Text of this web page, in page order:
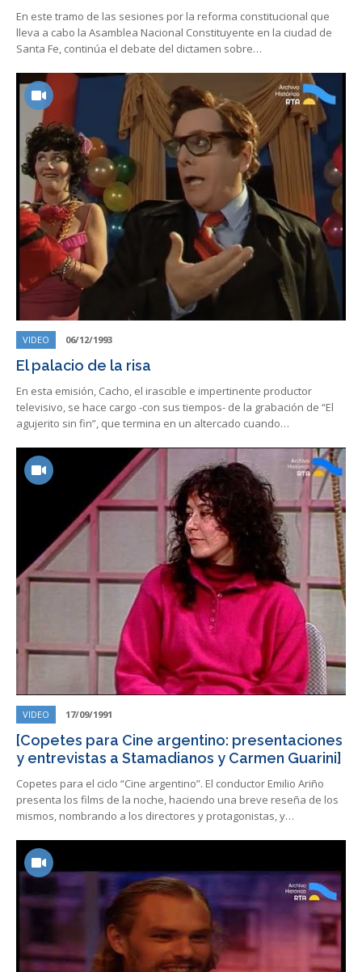
En este tramo de las sesiones por la reforma constitucional que
lleva a cabo la Asamblea Nacional Constituyente en la ciudad de
Santa Fe, continúa el debate del dictamen sobre…
VIDEO 06/12/1993
El palacio de la risa
En esta emisión, Cacho, el irascible e impertinente productor
televisivo, se hace cargo -con sus tiempos- de la grabación de “El
agujerito sin fin”, que termina en un altercado cuando…
VIDEO 17/09/1991
[Copetes para Cine argentino: presentaciones
y entrevistas a Stamadianos y Carmen Guarini]
Copetes para el ciclo “Cine argentino”. El conductor Emilio Ariño
presenta los films de la noche, haciendo una breve reseña de los
mismos, nombrando a los directores y protagonistas, y…